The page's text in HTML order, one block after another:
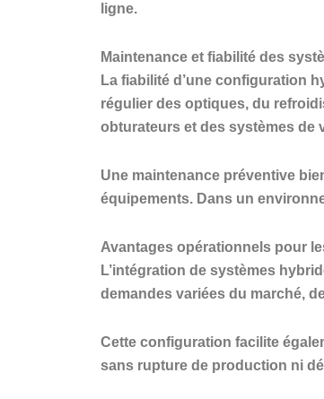
ligne.
Maintenance et fiabilité des
La fiabilité d’une configuration
régulier des optiques, du
obturateurs et des systèmes de
Une maintenance préventive
équipements. Dans un
Avantages opérationnels pour
L’intégration de systèmes
demandes variées du marché,
Cette configuration facilite
sans rupture de production ni